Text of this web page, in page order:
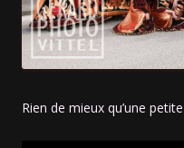
Rien de mieux qu’une